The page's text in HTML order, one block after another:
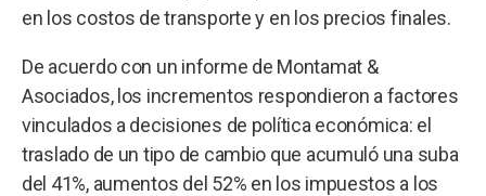
en los costos de transporte y en los precios finales.
De acuerdo con un informe de Montamat &
Asociados, los incrementos respondieron a factores
vinculados a decisiones de política económica: el
traslado de un tipo de cambio que acumuló una suba
del 41%, aumentos del 52% en los impuestos a los